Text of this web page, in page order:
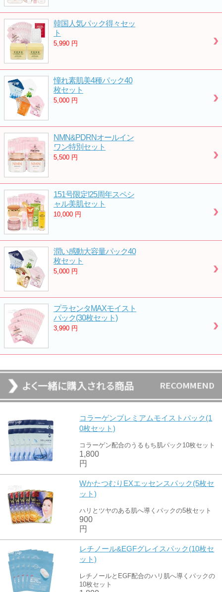
韓国人気パック得々セッ
ト
5,990 円
憧れ素肌美4種パック40
枚セット
5,000 円
NMN&PDRNオールイン
ワン特別セット
5,500 円
151号限定!25周年スペシ
ャル美肌セット
10,000 円
潤い感動大容量パック40
枚セット
5,000 円
プラセンタMAXモイスト
パック(30枚セット)
3,990 円
コラーゲンプレミアムモイストパック(1
0枚セット)
コラーゲン配合のうるもち肌パック10枚セット
1,800
円
WかたつむりEXエッセンスパック(5枚セ
ット)
ハリとツヤのある肌へ導くパックの5枚セット
900
円
レチノール&EGFグレイスパック(10枚セ
ット)
レチノールとEGF配合のハリ肌へ導くパックの
10枚セット